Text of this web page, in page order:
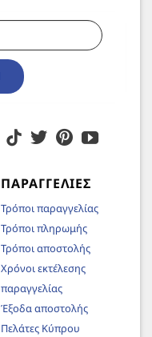
ΠΑΡΑΓΓΕΛΊΕΣ
Τρόποι παραγγελίας
Τρόποι πληρωμής
Τρόποι αποστολής
Χρόνοι εκτέλεσης
παραγγελίας
Έξοδα αποστολής
Πελάτες Κύπρου